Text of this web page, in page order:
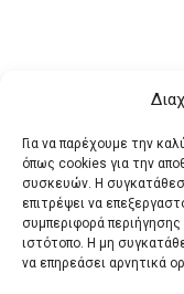
Για να παρέχουμε την
όπως cookies για την
συσκευών. Η
επιτρέψει να
συμπεριφορά
ιστότοπο. Η μη
να επηρεάσει αρνητικά
Buy Adspace